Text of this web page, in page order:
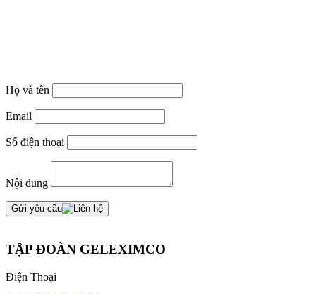
Họ và tên
Email
Số điện thoại
Nội dung
Gửi yêu cầu
TẬP ĐOÀN GELEXIMCO
Điện Thoại